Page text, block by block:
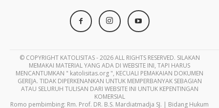
© COPYRIGHT KATOLISITAS - 2026 ALL RIGHTS RESERVED. SILAKAN
MEMAKAI MATERIAL YANG ADA DI WEBSITE INI, TAPI HARUS
MENCANTUMKAN " katolisitas.org ", KECUALI PEMAKAIAN DOKUMEN
GEREJA. TIDAK DIPERKENANKAN UNTUK MEMPERBANYAK SEBAGIAN
ATAU SELURUH TULISAN DARI WEBSITE INI UNTUK KEPENTINGAN
KOMERSIAL
Romo pembimbing: Rm. Prof. DR. B.S. Mardiatmadja SJ. | Bidang Hukum